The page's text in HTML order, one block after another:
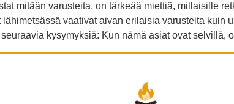
mitään varusteita, on tärkeää miettiä, millaisille
vaativat aivan erilaisia varusteita kuin
kysymyksiä: Kun nämä asiat ovat selvillä,